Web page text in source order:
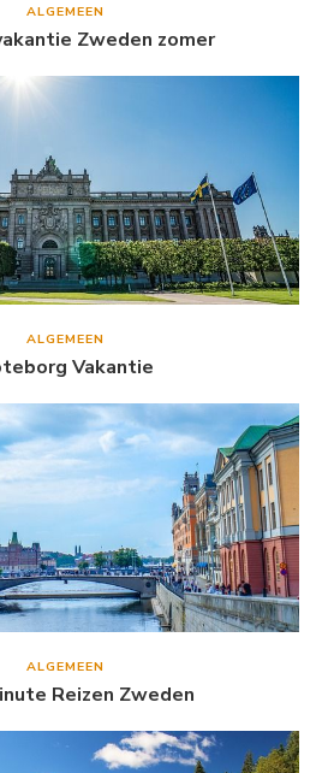
ALGEMEEN
Zweden zomer
ALGEMEEN
Vakantie
ALGEMEEN
Reizen Zweden